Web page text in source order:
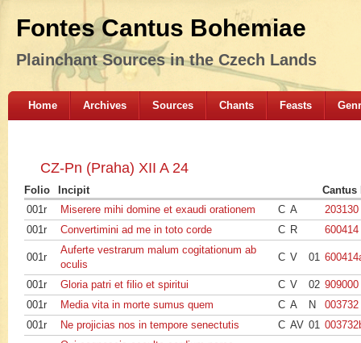
Fontes Cantus Bohemiae
Plainchant Sources in the Czech Lands
Home Archives Sources Chants Feasts
CZ-Pn (Praha) XII A 24
Folio Incipit
Cantus
001r
Miserere mihi domine et exaudi orationem C A
203130
001r
Convertimini ad me in toto corde C R 600414
001r
Auferte vestrarum malum cogitationum ab
oculis
C V 01
001r Gloria patri et filio et spiritui C V 02 909000
001r
Media vita in morte sumus quem C A N
003732
001r
Ne projicias nos in tempore senectutis C AV 01